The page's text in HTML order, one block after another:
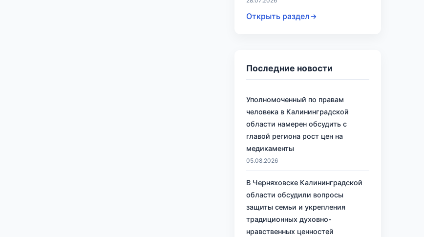
Открыть раздел
Последние новости
Уполномоченный по правам
человека в Калининградской
области намерен обсудить с
главой региона рост цен на
медикаменты
05.08.2026
В Черняховске Калининградской
области обсудили вопросы
защиты семьи и укрепления
традиционных духовно-
нравственных ценностей